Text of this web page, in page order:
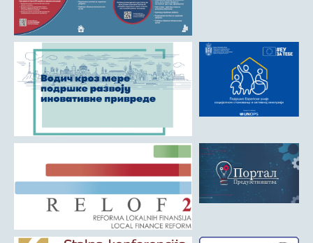
Приватно предузетништво
Бирачки списак